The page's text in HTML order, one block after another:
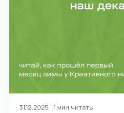
31.12.2025 · 1 мин читать